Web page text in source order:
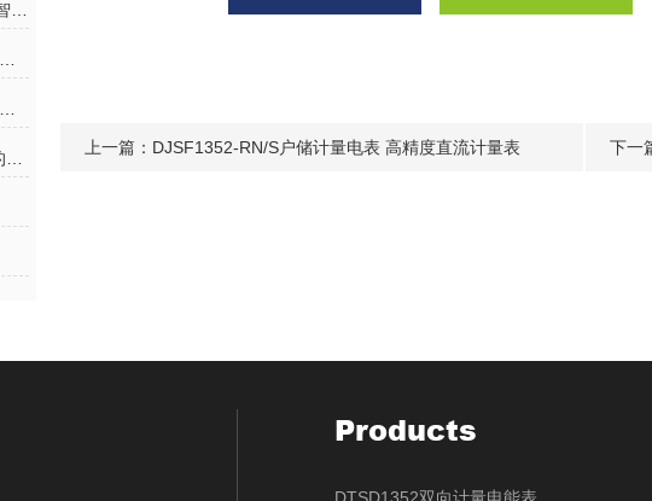
上一篇： DJSF1352-RN/S户储计量电表 高精度直流计量表 下一
Products